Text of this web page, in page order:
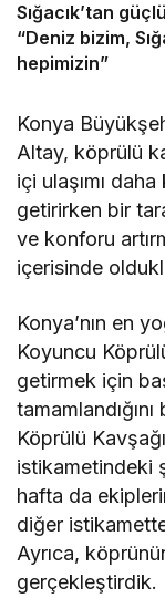
Sığacık’tan
“Deniz bizim,
hepimizin”
Konya
Altay, köprülü
içi ulaşımı
getirirken bir
ve konforu
içerisinde
Konya’nın en
Koyuncu
getirmek için
Köprülü
istikametindeki
hafta da
diğer
Ayrıca,
gerçekleştirdik.